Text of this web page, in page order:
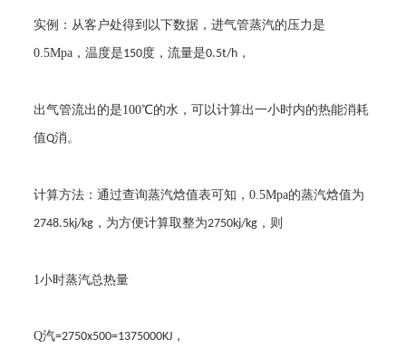
实例：从客户处得到以下数据，进气管蒸汽的压力是
0.5Mpa ，温度是150度，流量是0.5t/h ，
出气管流出的是100℃的水，可以计算出一小时内的热能消耗
值Q消。
计算方法：通过查询蒸汽焓值表可知，0.5Mpa的蒸汽焓值为
2748.5kj/kg ，为方便计算取整为2750kj/kg ，则
1小时蒸汽总热量
Q汽=2750x500=1375000KJ ，